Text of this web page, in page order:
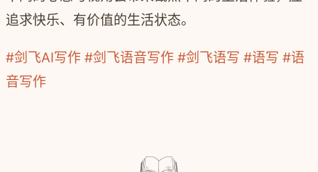
追求快乐、有价值的生活状态。
#剑飞AI写作 #剑飞语音写作 #剑飞语写 #语写 #语
音写作